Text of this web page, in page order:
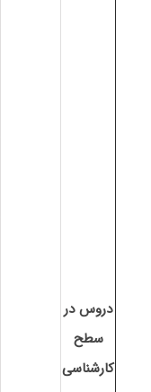
دروس در
سطح
کارشناسی